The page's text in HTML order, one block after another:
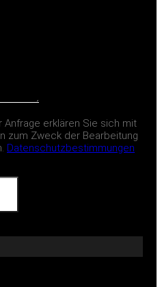
Anfrage erklären Sie sich mit
zum Zweck der Bearbeitung
Datenschutzbestimmungen